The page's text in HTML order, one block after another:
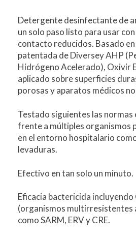
Detergente desinfectante de
un solo paso listo para usar
contacto reducidos. Basado
patentada de Diversey AHP
Hidrógeno Acelerado), Oxivir
aplicado sobre superficies
porosas y aparatos médicos
Testado siguientes las
frente a múltiples organismos
en el entorno hospitalario
levaduras.
Efectivo en tan solo un minuto.
Eficacia bactericida incluyendo
(organismos multirresistentes
como SARM, ERV y CRE.